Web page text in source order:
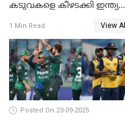
കടുവകളെ കീഴടക്കി ഇന്ത്യ
1 Min Read View All
Posted On 23-09-2025